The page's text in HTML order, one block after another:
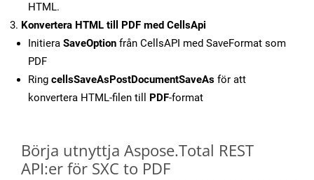
HTML.
Konvertera HTML till PDF med CellsApi
Initiera SaveOption från CellsAPI med SaveFormat som
PDF
Ring cellsSaveAsPostDocumentSaveAs för att
konvertera HTML-filen till PDF-format
Börja utnyttja Aspose.Total REST
API:er för SXC to PDF